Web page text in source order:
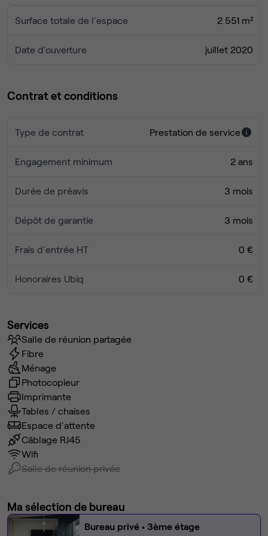
Surface totale de l'espace 2 551 m²
Date d'ouverture juillet 2020
Contrat et conditions
Type de contrat Prestation de service
Engagement minimum 2 ans
Durée de préavis 3 mois
Dépôt de garantie 3 mois
Frais d'entrée HT 0 €
Honoraires Ubiq 0 €
Services
Salle de réunion partagée
Fibre
Ménage
Photocopieur
Imprimante
Tables / chaises
Espace d'attente
Câblage RJ45
Wifi
Salle de réunion privée
Ma sélection de bureau
Bureau privé • 3ème étage